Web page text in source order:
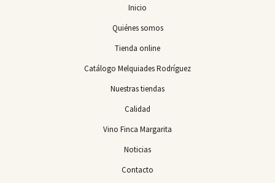
Inicio
Quiénes somos
Tienda online
Catálogo Melquiades Rodríguez
Nuestras tiendas
Calidad
Vino Finca Margarita
Noticias
Contacto